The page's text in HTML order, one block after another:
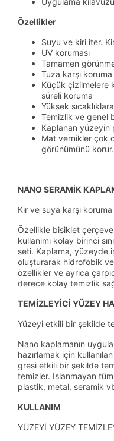
Özellikler
Suyu ve kiri iter.
UV koruması
Tamamen
Tuza karşı koruma
Küçük çizilmelere
süreli koruma
Yüksek
Temizlik ve genel
Kaplanan yüzeyin
Mat vernikler çok
görünümünü korur.
NANO SERAMİK
Kir ve suya karşı koruma
Özellikle bisiklet
kullanımı kolay birinci
seti. Kaplama, yüzeyde
oluşturarak hidrofobik ve
özellikler ve ayrıca
derece kolay temizlik
TEMİZLEYİCİ YÜZEY
Yüzeyi etkili bir şekilde
Nano kaplamanın
hazırlamak için
gresi etkili bir şekilde
temizler. Islanmayan
plastik, metal, seramik
KULLANIM
YÜZEYİ YÜZEY